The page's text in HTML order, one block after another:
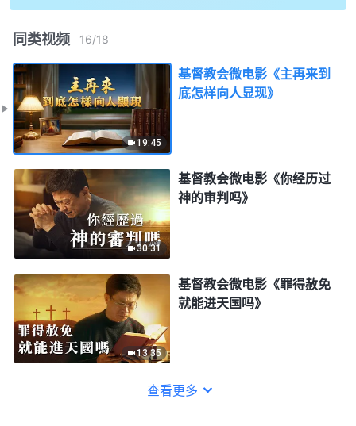
同类视频 16/18
19:45
基督教会微电影《主再来到
底怎样向人显现》
30:31
基督教会微电影《你经历过
神的审判吗》
13:35
基督教会微电影《罪得赦免
就能进天国吗》
查看更多